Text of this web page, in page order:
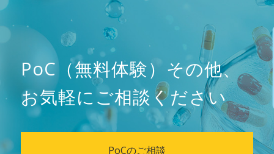
PoC（無料体験）その他、
お気軽にご相談ください
PoCのご相談